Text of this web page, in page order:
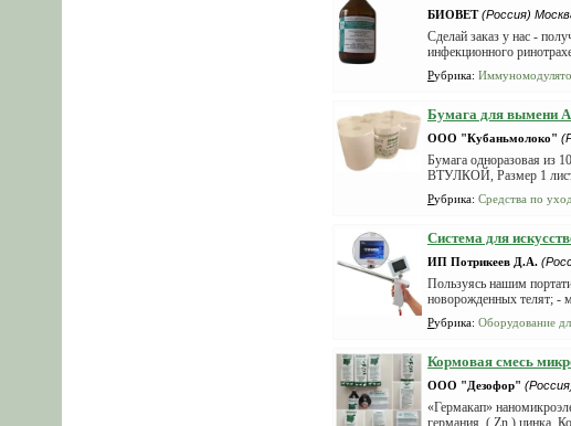
БИОВЕТ (Россия)
Сделай заказ у нас -
инфекционного
Рубрика:
Бумага для вымени
ООО "Кубаньмолоко"
Бумага одноразовая
ВТУЛКОЙ, Размер 1
Рубрика: Средства по
Система для
ИП Потрикеев Д.А.
Пользуясь нашим
новорожденных телят; -
Рубрика: Оборудование
Кормовая смесь
ООО "Дезофор"
«Гермакап»
германия, ( Zn ) цинка.